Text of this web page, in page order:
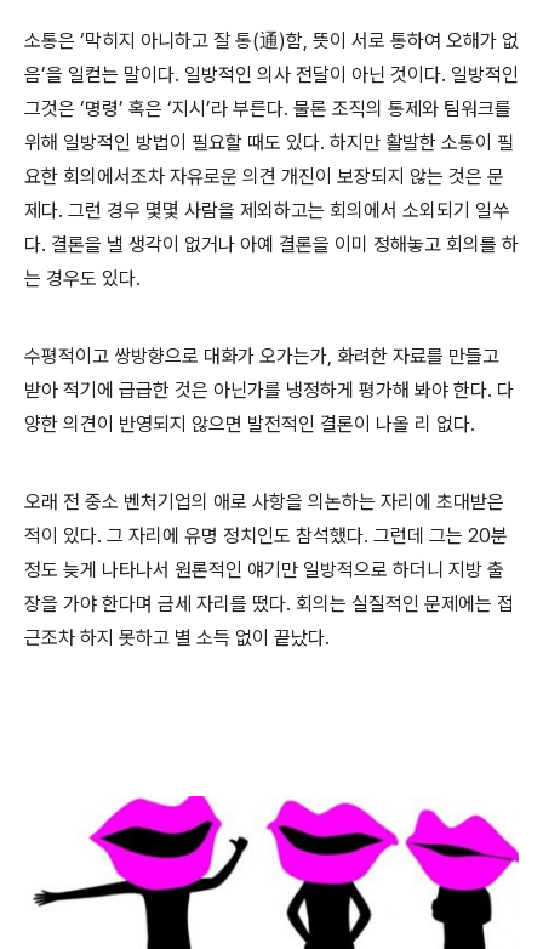
소통은 ‘막히지 아니하고 잘 통(通)함, 뜻이 서로 통하여 오해가 없
음’을 일컫는 말이다. 일방적인 의사 전달이 아닌 것이다. 일방적인
그것은 ‘명령’ 혹은 ‘지시’라 부른다. 물론 조직의 통제와 팀워크를
위해 일방적인 방법이 필요할 때도 있다. 하지만 활발한 소통이 필
요한 회의에서조차 자유로운 의견 개진이 보장되지 않는 것은 문
제다. 그런 경우 몇몇 사람을 제외하고는 회의에서 소외되기 일쑤
다. 결론을 낼 생각이 없거나 아예 결론을 이미 정해놓고 회의를 하
는 경우도 있다.
수평적이고 쌍방향으로 대화가 오가는가, 화려한 자료를 만들고
받아 적기에 급급한 것은 아닌가를 냉정하게 평가해 봐야 한다. 다
양한 의견이 반영되지 않으면 발전적인 결론이 나올 리 없다.
오래 전 중소 벤처기업의 애로 사항을 의논하는 자리에 초대받은
적이 있다. 그 자리에 유명 정치인도 참석했다. 그런데 그는 20분
정도 늦게 나타나서 원론적인 얘기만 일방적으로 하더니 지방 출
장을 가야 한다며 금세 자리를 떴다. 회의는 실질적인 문제에는 접
근조차 하지 못하고 별 소득 없이 끝났다.